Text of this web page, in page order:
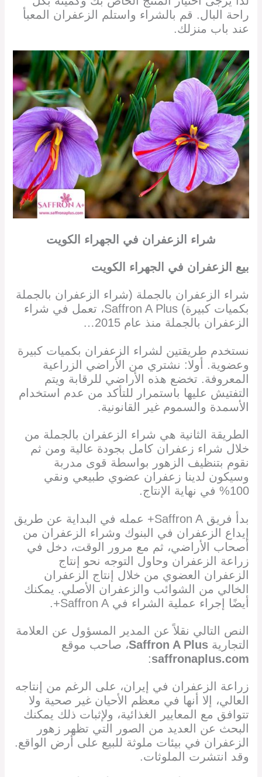
راحة البال. قم بالشراء واستلم الزعفران المعبأ
عند باب منزلك.
شراء الزعفران في الجهراء الكويت
بيع الزعفران في الجهراء الكويت
شراء الزعفران بالجملة (شراء الزعفران بالجملة
بكميات كبيرة) Saffron A Plus، تعمل في شراء
الزعفران بالجملة منذ عام 2015…
نستخدم طريقتين لشراء الزعفران بكميات كبيرة
وعضوية. أولا: نشتري من الأراضي الزراعية
المعروفة. تخضع هذه الأراضي للرقابة ويتم
التفتيش عليها باستمرار للتأكد من عدم استخدام
الأسمدة والسموم غير القانونية.
الطريقة الثانية هي شراء الزعفران بالجملة من
خلال شراء زعفران كامل بجودة عالية ومن ثم
نقوم بتنظيف الزهور بواسطة قوى مدربة
وسيكون لدينا زعفران عضوي طبيعي ونقي
100% في نهاية الإنتاج.
بدأ فريق Saffron A+ عمله في البداية عن طريق
إيداع الزعفران في البنوك وشراء الزعفران من
أصحاب الأراضي، ثم مع مرور الوقت، دخل في
زراعة الزعفران وحاول التوجه نحو إنتاج
الزعفران العضوي من خلال إنتاج الزعفران
الخالي من الشوائب والزعفران الأصلي. يمكنك
أيضًا إجراء عملية الشراء في Saffron A+.
النص التالي نقلاً عن المدير المسؤول عن العلامة
التجاريةSaffron A Plus، صاحب موقع
saffronaplus.com
:
زراعة الزعفران في إيران، على الرغم من إنتاجه
العالي، إلا أنها في معظم الأحيان غير صحية ولا
تتوافق مع المعايير الغذائية، ولإثبات ذلك يمكنك
البحث عن العديد من الصور التي تظهر زهور
الزعفران في بيئات ملوثة للبيع على أرض الواقع.
وقد انتشرت الملوثات.